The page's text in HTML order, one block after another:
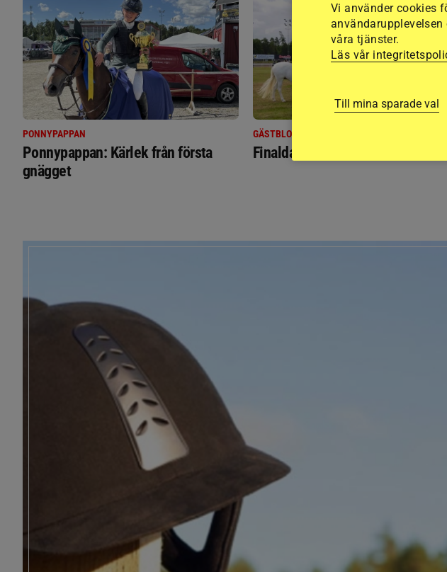
PONNYPAPPAN
Ponnypappan: Kärlek från första
gnägget
GÄSTBLOGGEN
Finaldag med
Vi använder cookies
våra tjänster.
Läs vår
Till mina sparade val